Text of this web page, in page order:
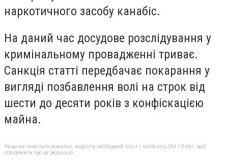
наркотичного засобу канабіс.
На даний час досудове розслідування у
кримінальному провадженні триває.
Санкція статті передбачає покарання у
вигляді позбавлення волі на строк від
шести до десяти років з конфіскацією
майна.
Якщо ви помітили помилку, виділіть необхідний текст і натисніть Ctrl + Enter, щоб
повідомити про це редакцію